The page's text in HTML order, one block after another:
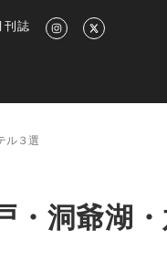
ライフスタイル情報
誌
ル３選
・洞爺湖